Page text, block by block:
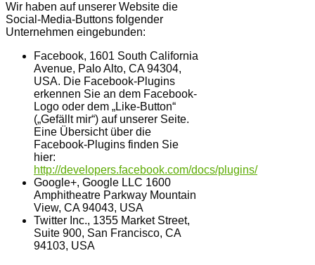
Wir haben auf unserer Website die
Social-Media-Buttons folgender
Unternehmen eingebunden:
Facebook, 1601 South California
Avenue, Palo Alto, CA 94304,
USA. Die Facebook-Plugins
erkennen Sie an dem Facebook-
Logo oder dem „Like-Button“
(„Gefällt mir“) auf unserer Seite.
Eine Übersicht über die
Facebook-Plugins finden Sie
hier:
http://developers.facebook.com/docs/plugins/
Google+, Google LLC 1600
Amphitheatre Parkway Mountain
View, CA 94043, USA
Twitter Inc., 1355 Market Street,
Suite 900, San Francisco, CA
94103, USA